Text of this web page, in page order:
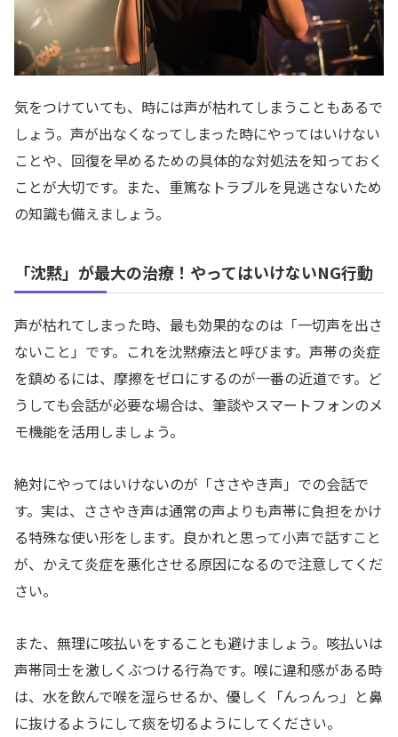
気をつけていても、時には声が枯れてしまうこともあるで
しょう。声が出なくなってしまった時にやってはいけない
ことや、回復を早めるための具体的な対処法を知っておく
ことが大切です。また、重篤なトラブルを見逃さないため
の知識も備えましょう。
「沈黙」が最大の治療！やってはいけないNG行動
声が枯れてしまった時、最も効果的なのは「一切声を出さ
ないこと」です。これを沈黙療法と呼びます。声帯の炎症
を鎮めるには、摩擦をゼロにするのが一番の近道です。ど
うしても会話が必要な場合は、筆談やスマートフォンのメ
モ機能を活用しましょう。
絶対にやってはいけないのが「ささやき声」での会話で
す。実は、ささやき声は通常の声よりも声帯に負担をかけ
る特殊な使い形をします。良かれと思って小声で話すこと
が、かえて炎症を悪化させる原因になるので注意してくだ
さい。
また、無理に咳払いをすることも避けましょう。咳払いは
声帯同士を激しくぶつける行為です。喉に違和感がある時
は、水を飲んで喉を湿らせるか、優しく「んっんっ」と鼻
に抜けるようにして痰を切るようにしてください。